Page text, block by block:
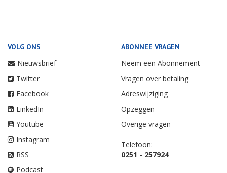
VOLG ONS
Nieuwsbrief
Twitter
Facebook
LinkedIn
Youtube
Instagram
RSS
Podcast
ABONNEE VRAGEN
Neem een Abonnement
Vragen over betaling
Adreswijziging
Opzeggen
Overige vragen
Telefoon:
0251 - 257924